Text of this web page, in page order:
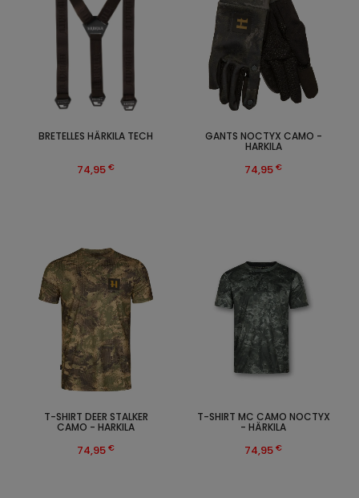
BRETELLES HÄRKILA TECH
74,95 €
GANTS NOCTYX CAMO -
HARKILA
74,95 €
T-SHIRT DEER STALKER
CAMO - HARKILA
74,95 €
T-SHIRT MC CAMO NOCTYX
- HÄRKILA
74,95 €